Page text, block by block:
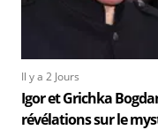
Il y a 2 Jours
Igor et Grichka
révélations sur le